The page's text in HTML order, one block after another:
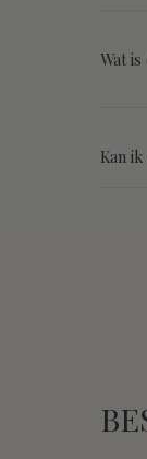
Wat
Kan